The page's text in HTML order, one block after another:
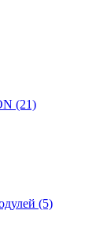
(21)
(5)